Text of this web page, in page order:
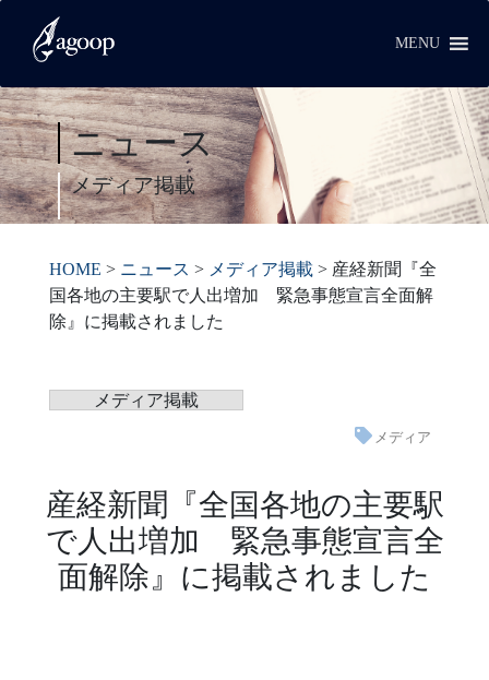
MENU
ニュース
メディア掲載
HOME > ニュース > メディア掲載> 産経新聞『全
国各地の主要駅で人出増加 緊急事態宣言全面解
除』に掲載されました
メディア掲載
メディア
産経新聞『全国各地の主要駅
で人出増加 緊急事態宣言全
面解除』に掲載されました